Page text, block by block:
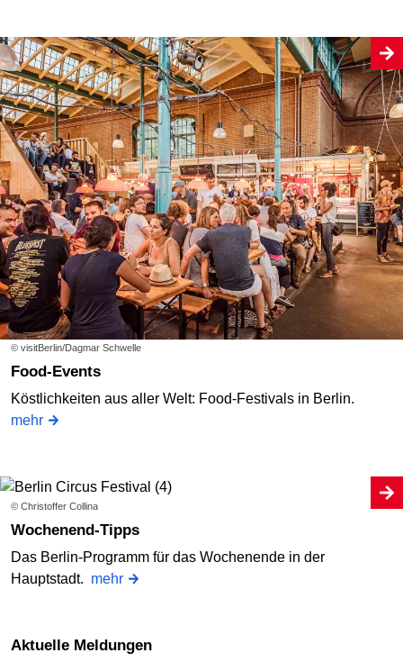
© visitBerlin/Dagmar Schwelle
Food-Events
Köstlichkeiten aus aller Welt: Food-Festivals in Berlin.
mehr
© Christoffer Collina
Wochenend-Tipps
Das Berlin-Programm für das Wochenende in der
Hauptstadt. mehr
Aktuelle Meldungen